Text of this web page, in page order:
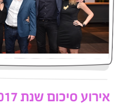
אירוע סיכום שנת 2017